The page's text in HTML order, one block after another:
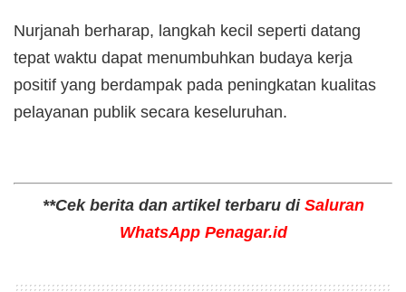
Nurjanah berharap, langkah kecil seperti datang
tepat waktu dapat menumbuhkan budaya kerja
positif yang berdampak pada peningkatan kualitas
pelayanan publik secara keseluruhan.
**Cek berita dan artikel terbaru di Saluran
WhatsApp Penagar.id